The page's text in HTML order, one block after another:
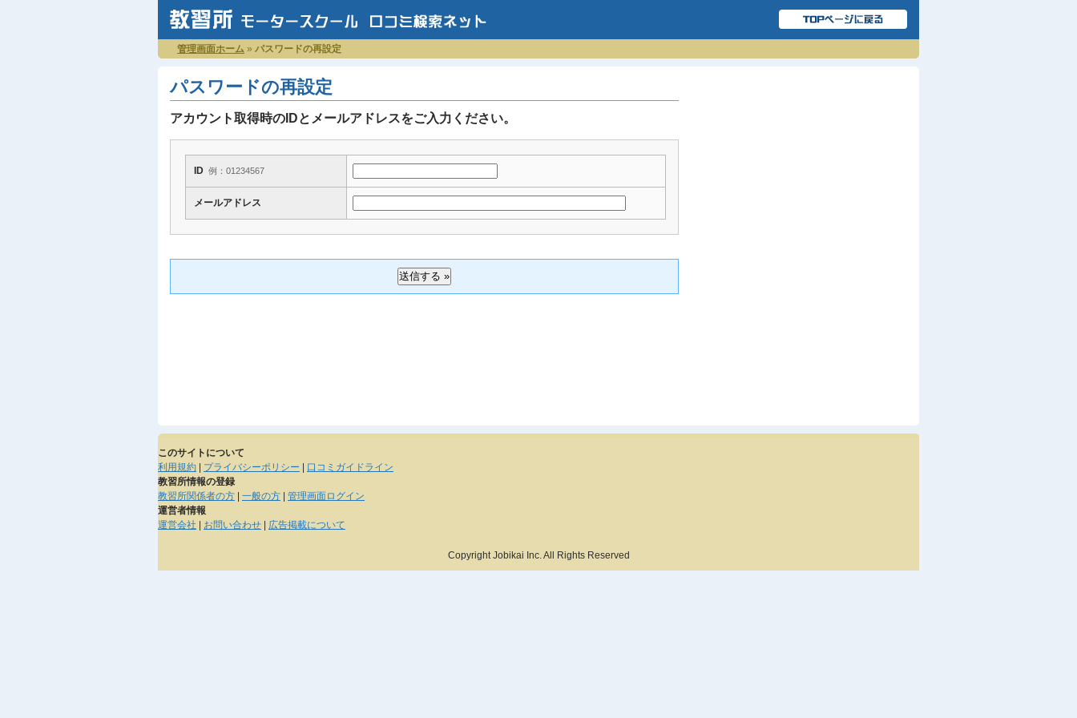
管理画面ホーム » パスワードの再設定
パスワードの再設定
アカウント取得時のIDとメールアドレスをご入力ください。
ID 例：01234567
メールアドレス
このサイトについて
利用規約
プライバシーポリシー
口コミガイドライン
教習所情報の登録
教習所関係者の方
一般の方
管理画面ログイン
運営者情報
運営会社
お問い合わせ 広告掲載について
Copyright Jobikai Inc. All Rights Reserved